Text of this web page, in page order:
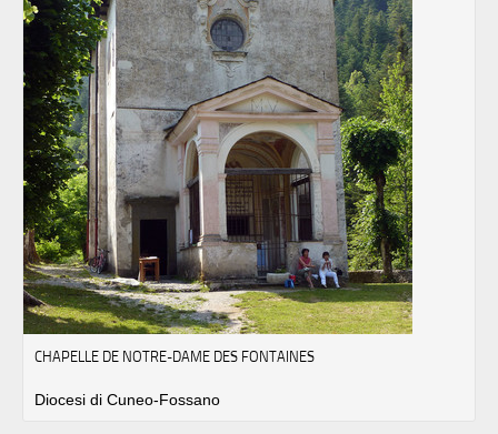
CHAPELLE DE NOTRE-DAME DES FONTAINES
Diocesi di Cuneo-Fossano